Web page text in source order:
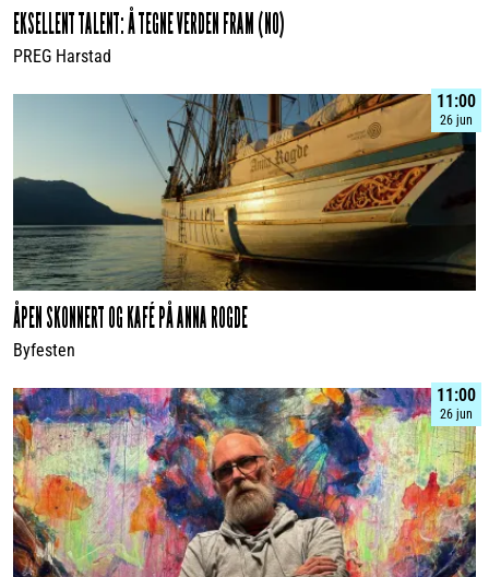
EKSELLENT TALENT: Å TEGNE VERDEN FRAM (NO)
PREG Harstad
ÅPEN SKONNERT OG KAFÉ PÅ ANNA ROGDE
Byfesten
11:00
26 jun
11:00
26 jun